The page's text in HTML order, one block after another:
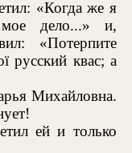
«Когда же я
дело...» и,
«Потерпите
русский квас; а
Михайловна.
ей и только